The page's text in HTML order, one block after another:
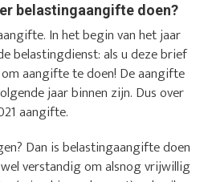
belastingaangifte doen?
In het begin van het jaar
belastingdienst: als u deze brief
aangifte te doen! De aangifte
jaar binnen zijn. Dus over
aangifte.
Dan is belastingaangifte doen
verstandig om alsnog vrijwillig